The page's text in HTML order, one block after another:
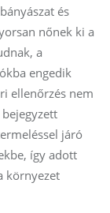
és
nőnek ki a
a
engedik
ellenőrzés nem
járó
így adott
környezet